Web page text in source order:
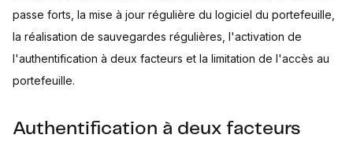
passe forts, la mise à jour régulière du logiciel du portefeuille,
la réalisation de sauvegardes régulières, l'activation de
l'authentification à deux facteurs et la limitation de l'accès au
portefeuille.
Authentification à deux facteurs